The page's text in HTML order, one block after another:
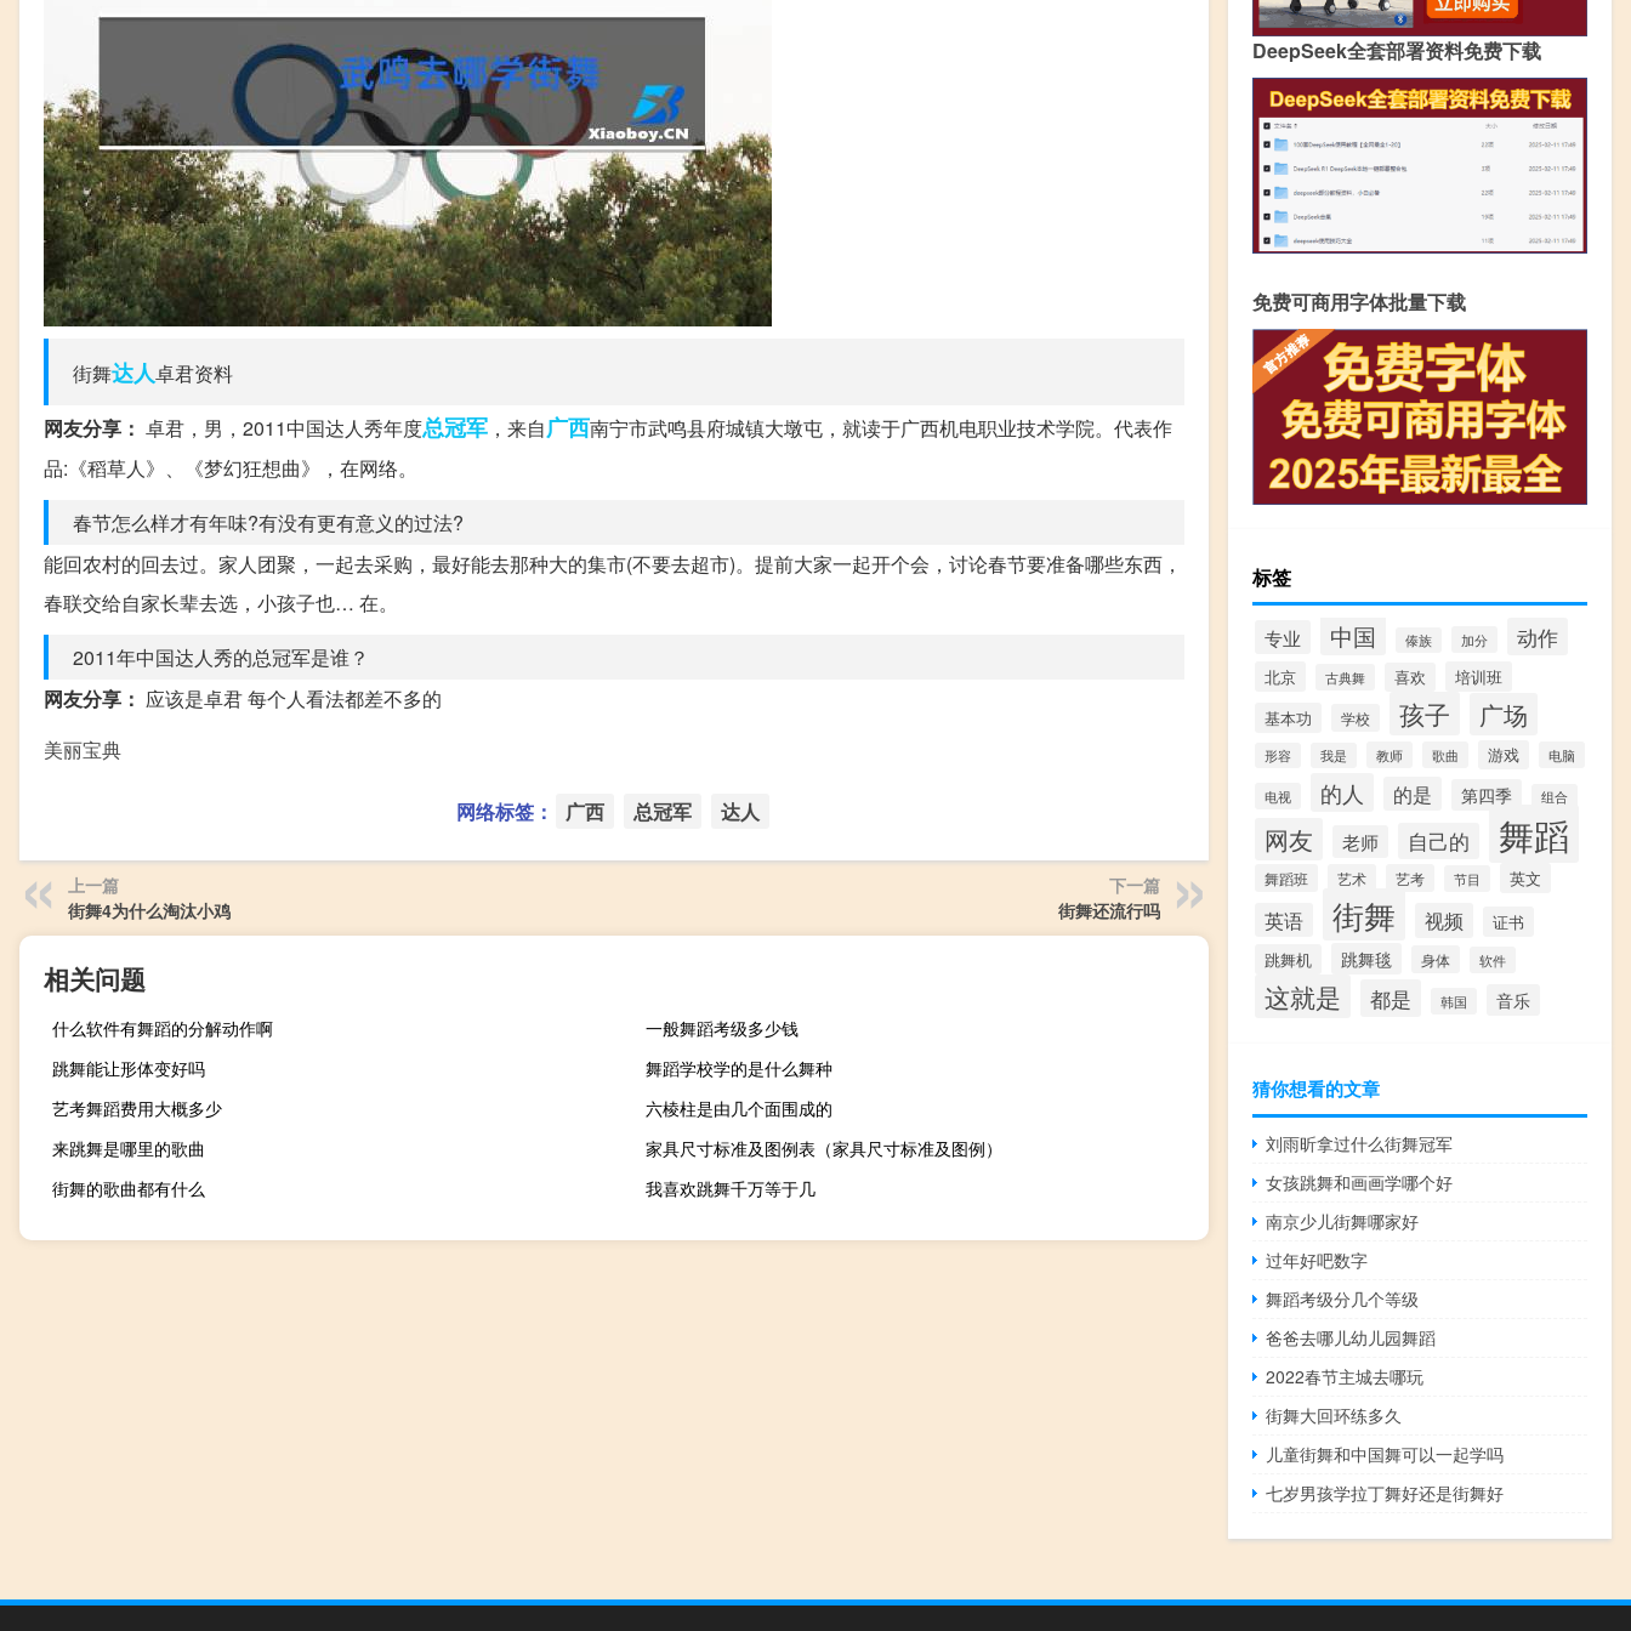
街舞达人卓君资料
网友分享： 卓君，男，2011中国达人秀年度总冠军 ，来自广西南宁市武鸣县府城镇大墩屯，就读于广西机电职业技术学院。代表作
品:《稻草人》、《梦幻狂想曲》，在网络。
春节怎么样才有年味?有没有更有意义的过法?
能回农村的回去过。家人团聚，一起去采购，最好能去那种大的集市(不要去超市)。提前大家一起开个会，讨论春节要准备哪些东西，
春联交给自家长辈去选，小孩子也… 在。
2011年中国达人秀的总冠军是谁？
网友分享： 应该是卓君 每个人看法都差不多的
美丽宝典
网络标签： 广西 总冠军 达人
上一篇
街舞4为什么淘汰小鸡
下一篇
街舞还流行吗
相关问题
什么软件有舞蹈的分解动作啊
一般舞蹈考级多少钱
跳舞能让形体变好吗
舞蹈学校学的是什么舞种
艺考舞蹈费用大概多少
六棱柱是由几个面围成的
来跳舞是哪里的歌曲
家具尺寸标准及图例表（家具尺寸标准及图例）
街舞的歌曲都有什么
我喜欢跳舞千万等于几
DeepSeek全套部署资料免费下载
免费可商用字体批量下载
标签
专业 中国 傣族 加分 动作
北京 古典舞 喜欢
培训班
基本功
学校 孩子 广场
形容 我是 教师 歌曲 游戏 电脑
电视 的人 的是 第四季 组合
网友 老师 自己的 舞蹈
舞蹈班 艺术 艺考 节目 英文
英语 街舞 视频
证书
跳舞机
跳舞毯 身体 软件
这就是 都是 韩国 音乐
猜你想看的文章
刘雨昕拿过什么街舞冠军
女孩跳舞和画画学哪个好
南京少儿街舞哪家好
过年好吧数字
舞蹈考级分几个等级
爸爸去哪儿幼儿园舞蹈
2022春节主城去哪玩
街舞大回环练多久
儿童街舞和中国舞可以一起学吗
七岁男孩学拉丁舞好还是街舞好